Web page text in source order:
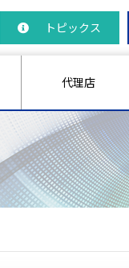
トピックス
代理店